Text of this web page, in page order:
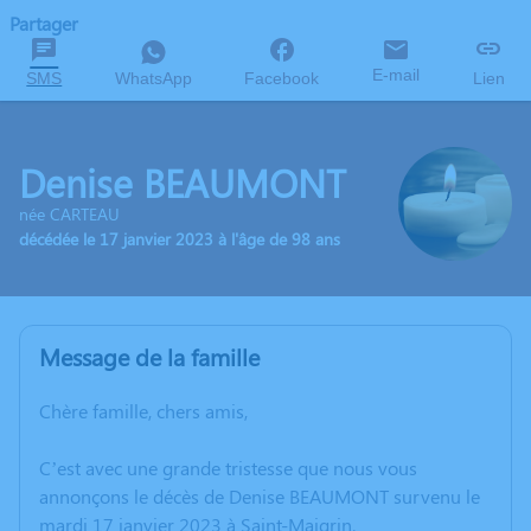
Partager
SMS WhatsApp Facebook E-mail Lien
Denise BEAUMONT
née CARTEAU
décédée le 17 janvier 2023 à l'âge de 98 ans
Message de la famille
Chère famille, chers amis,
C’est avec une grande tristesse que nous vous
annonçons le décès de Denise BEAUMONT survenu le
mardi 17 janvier 2023 à Saint-Maigrin.